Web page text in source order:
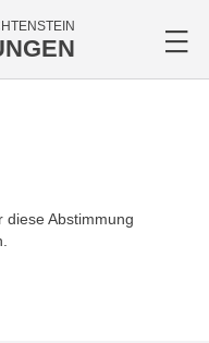
diese Abstimmung